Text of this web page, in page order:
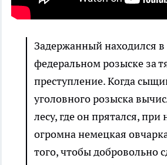
Задержанный находился в
федеральном розыске за
преступление. Когда
уголовного розыска
лесу, где он прятался,
огромна немецкая
того, чтобы добровольно